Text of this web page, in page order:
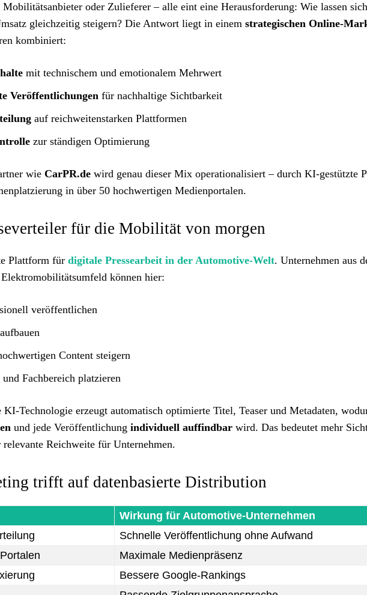
oder Zulieferer – alle eint eine Herausforderung: Wie lassen sich
gleichzeitig steigern? Die Antwort liegt in einem strategischen Online-
kombiniert:
mit technischem und emotionalem Mehrwert
Veröffentlichungen für nachhaltige Sichtbarkeit
auf reichweitenstarken Plattformen
zur ständigen Optimierung
wie CarPR.de wird genau dieser Mix operationalisiert – durch KI-gestützte
in über 50 hochwertigen Medienportalen.
für die Mobilität von morgen
Plattform für digitale Pressearbeit in der Automotive-Welt. Unternehmen aus
können hier:
veröffentlichen
Content steigern
Fachbereich platzieren
Technologie erzeugt automatisch optimierte Titel, Teaser und Metadaten,
und jede Veröffentlichung individuell auffindbar wird. Das bedeutet mehr
Reichweite für Unternehmen.
trifft auf datenbasierte Distribution
Wirkung für Automotive-Unternehmen
Schnelle Veröffentlichung ohne Aufwand
Maximale Medienpräsenz
Bessere Google-Rankings